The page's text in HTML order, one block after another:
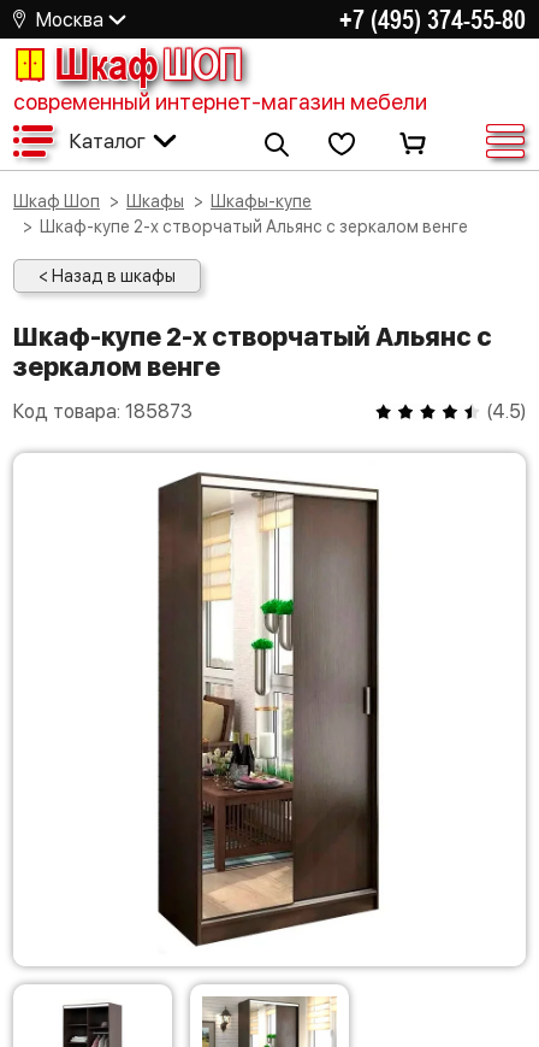
Москва +7 (495) 374-55-80
ШкафШОП
современный интернет-магазин мебели
Каталог
Шкаф Шоп Шкафы
Шкафы-купе
Шкаф-купе 2-х створчатый Альянс с зеркалом венге
< Назад в шкафы
Шкаф-купе 2-х створчатый Альянс с
зеркалом венге
Код товара: 185873 (4.5)